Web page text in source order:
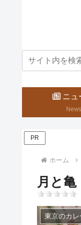
ニュ
News
PR
ホーム
月と
東京のカレ